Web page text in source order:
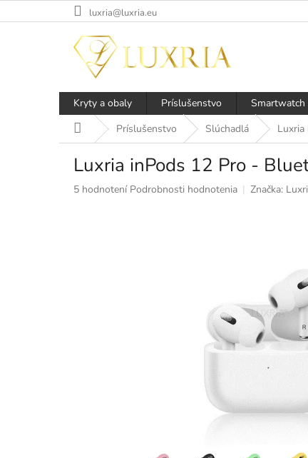
na
luxria@luxria.eu
Kryty a obaly Príslušenstvo Smartwatch
DomovPríslušenstvo Slúchadlá Luxria
Luxria inPods 12 Pro -
Priemerné
5 hodnotení Podrobnosti hodnotenia Značka: